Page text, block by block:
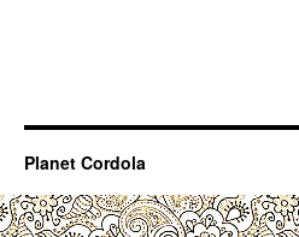
Planet Cordola